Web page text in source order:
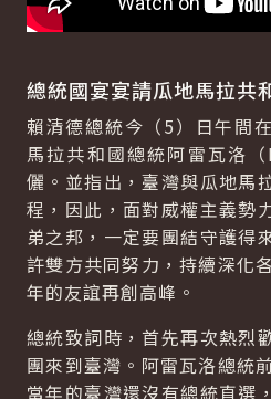
總統國宴宴請瓜地馬拉共
賴清德總統今（5）日午間
馬拉共和國總統阿雷瓦洛
儷。並指出，臺灣與瓜地馬
程，因此，面對威權主義勢
弟之邦，一定要團結守護得
許雙方共同努力，持續深化
年的友誼再創高峰。
總統致詞時，首先再次熱烈
團來到臺灣。阿雷瓦洛總統
當年的臺灣還沒有總統直選